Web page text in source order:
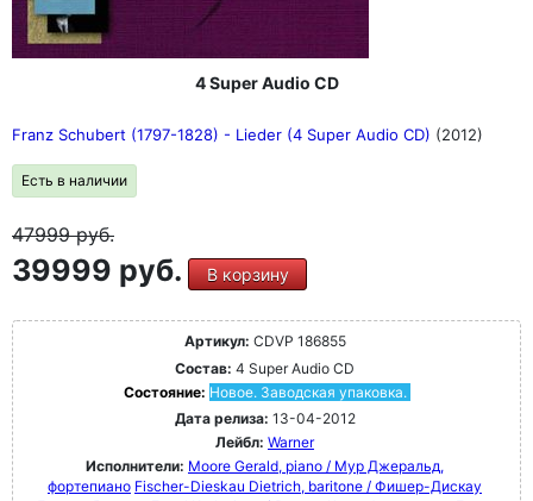
4 Super Audio CD
Franz Schubert (1797-1828) - Lieder (4 Super Audio CD) (2012)
Есть в наличии
47999руб.
39999 руб. В корзину
Артикул: CDVP 186855
Состав: 4 Super Audio CD
Состояние: Новое. Заводская упаковка.
Дата релиза: 13-04-2012
Лейбл: Warner
Исполнители: Moore Gerald, piano / Мур Джеральд,
фортепиано Fischer-Dieskau Dietrich, baritone / Фишер-Дискау